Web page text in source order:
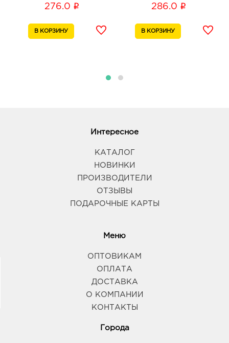
305040, Курская обл, г Курск, ул Студенческая, зд.
1
Липецк Л Сити: 347.0 руб.
398007, Липецкая обл, г Липецк, ул Студеновская,
График работы:9:00 - 19:00
276.0 i 286.0 i
Интересное
КАТАЛОГ
НОВИНКИ
ПРОИЗВОДИТЕЛИ
ОТЗЫВЫ
ПОДАРОЧНЫЕ КАРТЫ
Меню
ОПТОВИКАМ
ОПЛАТА
ДОСТАВКА
О КОМПАНИИ
КОНТАКТЫ
Города